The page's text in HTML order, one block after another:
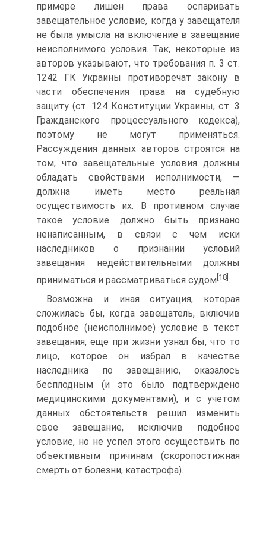
примере лишен права оспаривать
завещательное условие, когда у завещателя
не была умысла на включение в завещание
неисполнимого условия. Так, некоторые из
авторов указывают, что требования п. 3 ст.
1242 ГК Украины противоречат закону в
части обеспечения права на судебную
защиту (ст. 124 Конституции Украины, ст. 3
Гражданского процессуального кодекса),
поэтому не могут применяться.
Рассуждения данных авторов строятся на
том, что завещательные условия должны
обладать свойствами исполнимости, —
должна иметь место реальная
осуществимость их. В противном случае
такое условие должно быть признано
ненаписанным, в связи с чем иски
наследников о признании условий
завещания недействительными должны
приниматься и рассматриваться судом [18] .
Возможна и иная ситуация, которая
сложилась бы, когда завещатель, включив
подобное (неисполнимое) условие в текст
завещания, еще при жизни узнал бы, что то
лицо, которое он избрал в качестве
наследника по завещанию, оказалось
бесплодным (и это было подтверждено
медицинскими документами), и с учетом
данных обстоятельств решил изменить
свое завещание, исключив подобное
условие, но не успел этого осуществить по
объективным причинам (скоропостижная
смерть от болезни, катастрофа).